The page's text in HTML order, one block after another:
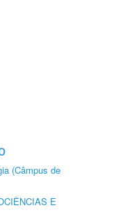
(Câmpus de
E